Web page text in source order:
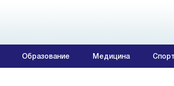
Образование Медицина Спорт